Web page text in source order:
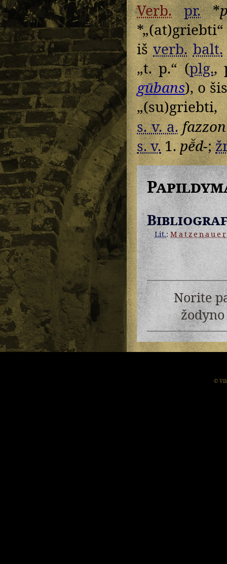
Verb.
pr.*
išverb. balt.
„t. p.“ (plg.,
gūbans), o
s. v. a. fazzon
s. v.1.pē̆d-;
Lit.:Matzenauer
Norite
©